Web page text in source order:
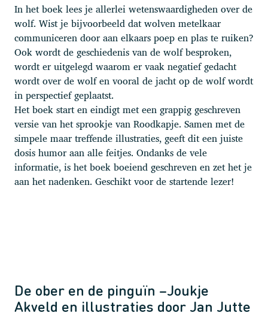
In het boek lees je allerlei wetenswaardigheden over de
wolf. Wist je bijvoorbeeld dat wolven metelkaar
communiceren door aan elkaars poep en plas te ruiken?
Ook wordt de geschiedenis van de wolf besproken,
wordt er uitgelegd waarom er vaak negatief gedacht
wordt over de wolf en vooral de jacht op de wolf wordt
in perspectief geplaatst.
Het boek start en eindigt met een grappig geschreven
versie van het sprookje van Roodkapje. Samen met de
simpele maar treffende illustraties, geeft dit een juiste
dosis humor aan alle feitjes. Ondanks de vele
informatie, is het boek boeiend geschreven en zet het je
aan het nadenken. Geschikt voor de startende lezer!
De ober en de pinguïn –Joukje
Akveld en illustraties door Jan Jutte